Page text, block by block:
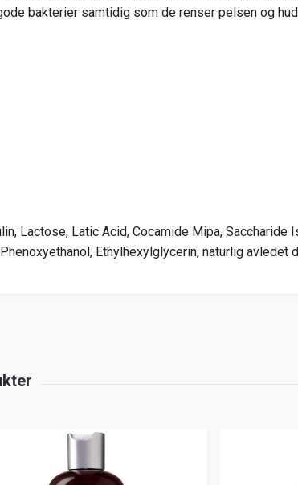
bakterier samtidig som de renser pelsen og
Lactose, Latic Acid, Cocamide Mipa, Saccharide
Ethylhexylglycerin, naturlig avledet